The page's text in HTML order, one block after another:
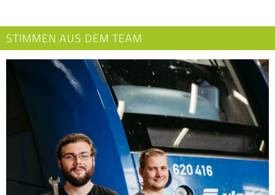
STIMMEN AUS DEM TEAM